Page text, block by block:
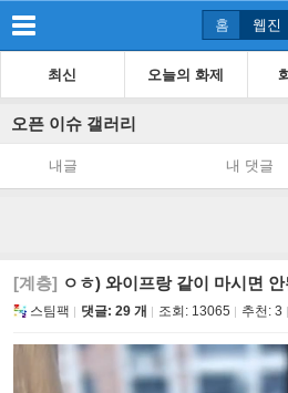
홈 웹진
최신 오늘의 화제
오픈 이슈 갤러리
내글 내 댓글
[계층] ㅇㅎ) 와이프랑 같이 마시면
스팀팩 댓글: 29 개 조회: 13065 추천: 3